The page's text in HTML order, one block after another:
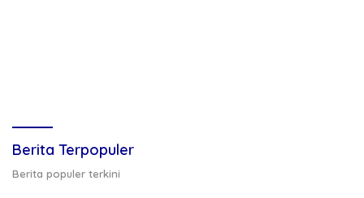
Berita Terpopuler
Berita populer terkini